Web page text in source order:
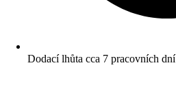
Dodací lhůta cca 7 pracovních dní